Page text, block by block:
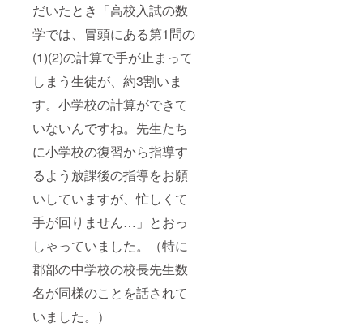
だいたとき「高校入試の数
学では、冒頭にある第1問の
(1)(2)の計算で手が止まって
しまう生徒が、約3割いま
す。小学校の計算ができて
いないんですね。先生たち
に小学校の復習から指導す
るよう放課後の指導をお願
いしていますが、忙しくて
手が回りません…」とおっ
しゃっていました。（特に
郡部の中学校の校長先生数
名が同様のことを話されて
いました。）